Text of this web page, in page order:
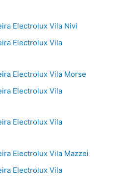
Electrolux Vila Nivi
Electrolux Vila
Electrolux Vila Morse
Electrolux Vila
Electrolux Vila
Electrolux Vila Mazzei
Electrolux Vila